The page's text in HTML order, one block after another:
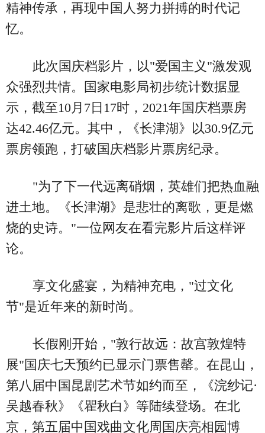
精神传承，再现中国人努力拼搏的时代记
忆。
此次国庆档影片，以"爱国主义"激发观
众强烈共情。国家电影局初步统计数据显
示，截至10月7日17时，2021年国庆档票房
达42.46亿元。其中，《长津湖》以30.9亿元
票房领跑，打破国庆档影片票房纪录。
"为了下一代远离硝烟，英雄们把热血融
进土地。《长津湖》是悲壮的离歌，更是燃
烧的史诗。"一位网友在看完影片后这样评
论。
享文化盛宴，为精神充电，"过文化
节"是近年来的新时尚。
长假刚开始，"敦行故远：故宫敦煌特
展"国庆七天预约已显示门票售罄。在昆山，
第八届中国昆剧艺术节如约而至，《浣纱记·
吴越春秋》《瞿秋白》等陆续登场。在北
京，第五届中国戏曲文化周国庆亮相园博